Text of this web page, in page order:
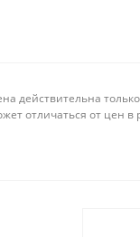
действительна
отличаться от цен в